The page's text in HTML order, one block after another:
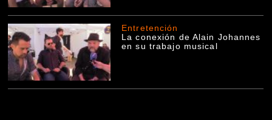
Entretención
La conexión de Alain Johannes
en su trabajo musical